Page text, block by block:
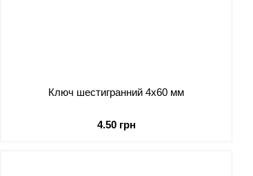
Ключ шестигранний 4х60 мм
4.50 грн